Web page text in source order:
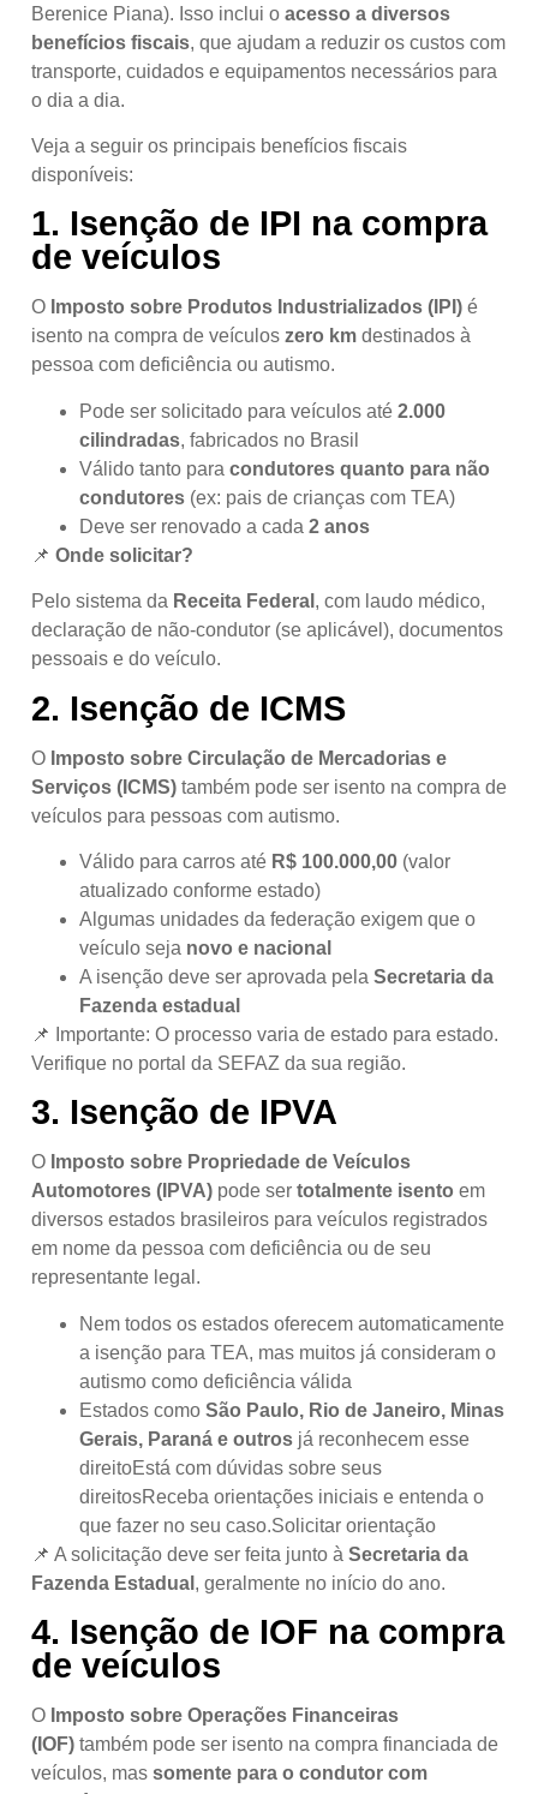
Berenice Piana). Isso inclui o acesso a diversos
benefícios fiscais, que ajudam a reduzir os custos com
transporte, cuidados e equipamentos necessários para
o dia a dia.
Veja a seguir os principais benefícios fiscais
disponíveis:
1. Isenção de IPI na compra
de veículos
O Imposto sobre Produtos Industrializados (IPI) é
isento na compra de veículos zero km destinados à
pessoa com deficiência ou autismo.
Pode ser solicitado para veículos até 2.000
cilindradas, fabricados no Brasil
Válido tanto para condutores quanto para não
condutores (ex: pais de crianças com TEA)
Deve ser renovado a cada 2 anos
📌 Onde solicitar?
Pelo sistema da Receita Federal , com laudo médico,
declaração de não-condutor (se aplicável), documentos
pessoais e do veículo.
2. Isenção de ICMS
O Imposto sobre Circulação de Mercadorias e
Serviços (ICMS) também pode ser isento na compra de
veículos para pessoas com autismo.
Válido para carros até R$ 100.000,00 (valor
atualizado conforme estado)
Algumas unidades da federação exigem que o
veículo seja novo e nacional
A isenção deve ser aprovada pela Secretaria da
Fazenda estadual
📌 Importante: O processo varia de estado para estado.
Verifique no portal da SEFAZ da sua região.
3. Isenção de IPVA
O Imposto sobre Propriedade de Veículos
Automotores (IPVA) pode ser totalmente isento em
diversos estados brasileiros para veículos registrados
em nome da pessoa com deficiência ou de seu
representante legal.
Nem todos os estados oferecem automaticamente
a isenção para TEA, mas muitos já consideram o
autismo como deficiência válida
Estados como São Paulo, Rio de Janeiro, Minas
Gerais, Paraná e outros já reconhecem esse
direitoEstá com dúvidas sobre seus
direitosReceba orientações iniciais e entenda o
que fazer no seu caso.Solicitar orientação
📌 A solicitação deve ser feita junto à Secretaria da
Fazenda Estadual , geralmente no início do ano.
4. Isenção de IOF na compra
de veículos
O Imposto sobre Operações Financeiras
(IOF) também pode ser isento na compra financiada de
veículos, mas somente para o condutor com